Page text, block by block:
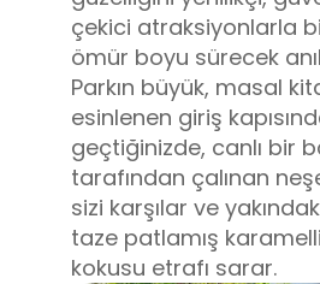
çekici atraksiyonlarla
ömür boyu sürecek
Parkın büyük, masal
esinlenen giriş
geçtiğinizde, canlı bir
tarafından çalınan
sizi karşılar ve
taze patlamış karamelli
kokusu etrafı sarar.